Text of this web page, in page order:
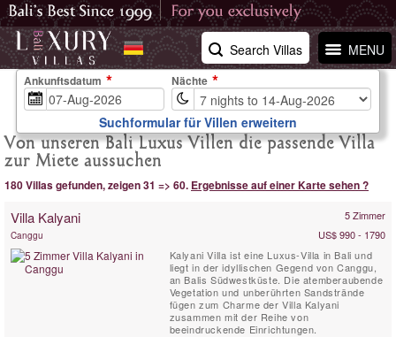
MENU
Search Villas
Von unseren Bali Luxus Villen die passende Villa
zur Miete aussuchen
180 Villas gefunden, zeigen 31 => 60. Ergebnisse auf einer Karte sehen ?
Villa Kalyani 5 Zimmer
Canggu
US$ 990 - 1790
Kalyani Villa ist eine Luxus-Villa in Bali und
liegt in der idyllischen Gegend von Canggu,
an Balis Südwestküste. Die atemberaubende
Vegetation und unberührten Sandstrände
fügen zum Charme der Villa Kalyani
zusammen mit der Reihe von
beeindruckende Einrichtungen.
Ankunftsdatum Nächte
Suchformular für Villen erweitern